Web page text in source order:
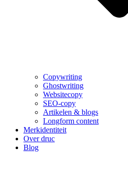
Copywriting
Ghostwriting
Websitecopy
SEO-copy
Artikelen & blogs
Longform content
Merkidentiteit
Over druc
Blog